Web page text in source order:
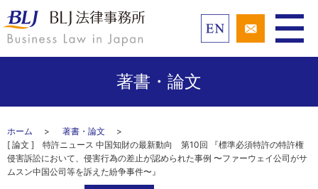
著書・論文
ホーム
著書・論文
[ 論文 ] 特許ニュース 中国知財の最新動向 第10回 『標準必須特許の特許権
侵害訴訟において、侵害行為の差止が認められた事例 〜ファーウェイ公司がサ
ムスン中国公司等を訴えた紛争事件〜』